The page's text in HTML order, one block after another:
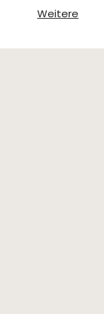
Weitere